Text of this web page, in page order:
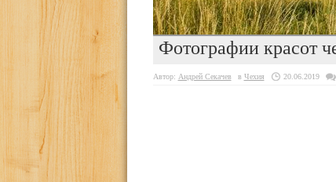
Фотографии красот
Автор: Андрей Секачев в Чехия 20.06.2019